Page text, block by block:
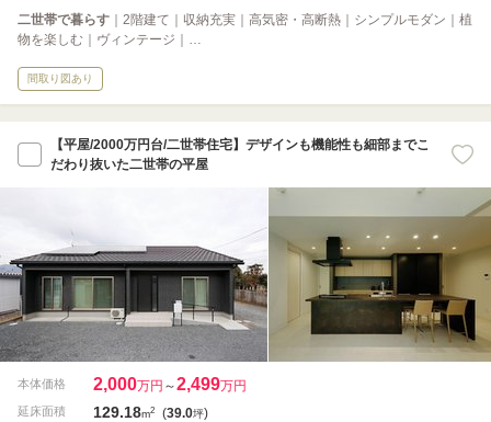
二世帯で暮らす ｜2階建て｜収納充実｜高気密・高断熱｜シンプルモダン｜植
物を楽しむ｜ヴィンテージ｜…
間取り図あり
【平屋/2000万円台/二世帯住宅】デザインも機能性も細部までこ
だわり抜いた二世帯の平屋
本体価格 2,000万円 ～2,499万円
延床面積 129.18m2 (39.0坪)